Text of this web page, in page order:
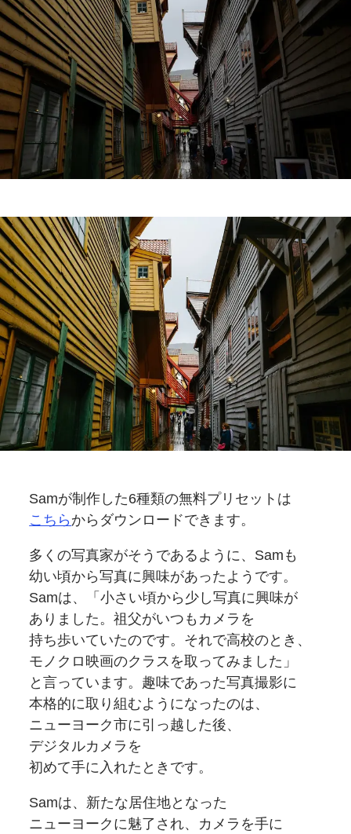
Samが制作した6種類の無料プリセットは
こちら から ダウンロードできます。
多くの写真家がそうであるように、 Samも
幼い頃から写真に興味があったようです。
Samは、
「小さい頃から少し写真に興味が
ありました。祖父がいつも カメラを
持ち歩いていたのです。 それで高校のとき、
モノクロ映画のクラスを取ってみました」
と言っています。 趣味であった写真撮影に
本格的に取り組むようになったのは、
ニューヨーク市に引っ越した後、
デジタルカメラを
初めて手に入れたときです。
Samは、 新たな居住地となった
ニューヨークに魅了され、 カメラを手に